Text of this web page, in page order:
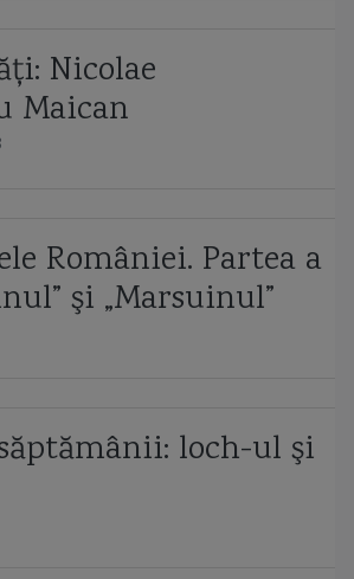
Nicolae
Maican
României. Partea a
şi „Marsuinul”
loch-ul şi